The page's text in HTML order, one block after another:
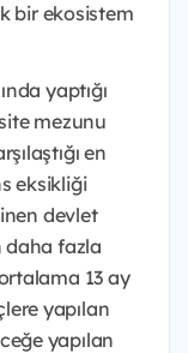
bir ekosistem
yaptığı
mezunu
en
eksikliği
devlet
daha fazla
13 ay
yapılan
yapılan